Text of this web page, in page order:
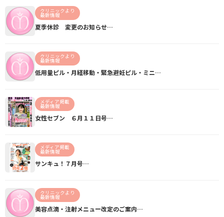
クリニックより
最新情報
夏季休診 変更のお知らせ…
クリニックより
最新情報
低用量ピル・月経移動・緊急避妊ピル・ミニ…
メディア掲載
最新情報
女性セブン ６月１１日号…
メディア掲載
最新情報
サンキュ！７月号…
クリニックより
最新情報
美容点滴・注射メニュー改定のご案内…